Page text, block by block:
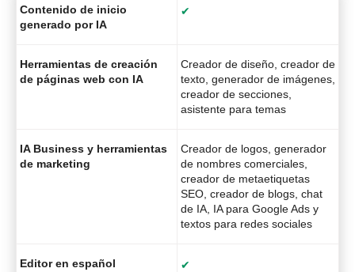
Contenido de inicio
generado por IA
✔
Herramientas de creación
de páginas web con IA
Creador de diseño, creador de
texto, generador de imágenes,
creador de secciones,
asistente para temas
IA Business y herramientas
de marketing
Creador de logos, generador
de nombres comerciales,
creador de metaetiquetas
SEO, creador de blogs, chat
de IA, IA para Google Ads y
textos para redes sociales
Editor en español ✔